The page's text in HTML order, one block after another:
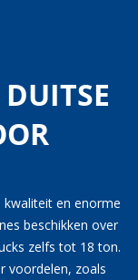
en enorme
beschikken over
zelfs tot 18 ton.
voordelen, zoals